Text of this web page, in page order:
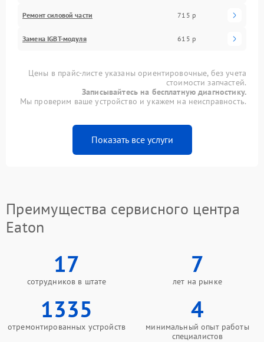
Ремонт силовой части 715 р
Замена IGBT-модуля 615 р
Цены в прайс-листе указаны ориентировочные, без учета
стоимости запчастей.
Записывайтесь на бесплатную диагностику.
Мы проверим ваше устройство и укажем на неисправность.
Показать все услуги
Преимущества сервисного центра
Eaton
17
сотрудников в штате
7
лет на рынке
1335
отремонтированных устройств
4
минимальный опыт работы
специалистов